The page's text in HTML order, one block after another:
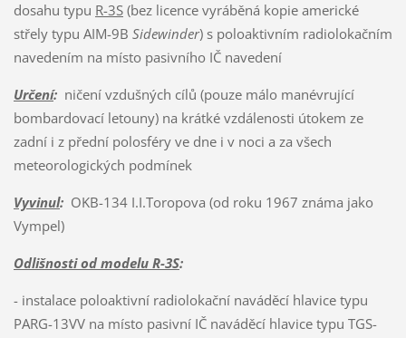
dosahu typu R-3S(bez licence vyráběná kopie americké
střely typu AIM-9B Sidewinder) s poloaktivním radiolokačním
navedením na místo pasivního IČ navedení
Určení:ničení vzdušných cílů (pouze málo manévrující
bombardovací letouny) na krátké vzdálenosti útokem ze
zadní i z přední polosféry ve dne i v noci a za všech
meteorologických podmínek
Vyvinul:OKB-134 I.I.Toropova (od roku 1967 známa jako
Vympel)
Odlišnosti od modelu R-3S:
- instalace poloaktivní radiolokační naváděcí hlavice typu
PARG-13VV na místo pasivní IČ naváděcí hlavice typu TGS-